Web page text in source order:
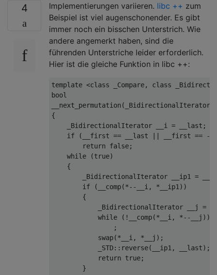
4 Implementierungen variieren. libc ++ zum
Beispiel ist viel augenschonender. Es gibt
immer noch ein bisschen Unterstrich. Wie
andere angemerkt haben, sind die
führenden Unterstriche leider erforderlich.
Hier ist die gleiche Funktion in libc ++:
template <class Compare, class
bool
{
    _BidirectionalIterator __i = __last;
if (__first == __last || __first == --
return
false;
while (true)
    {
_BidirectionalIterator __ip1 =
if (__comp(*--__i, *__ip1))
        {
_BidirectionalIterator __j =
while (!__comp(*__i, *--__j))
                ;
            swap(*__i, *__j);
            _STD::reverse(__ip1, __last);
return
true;
        }